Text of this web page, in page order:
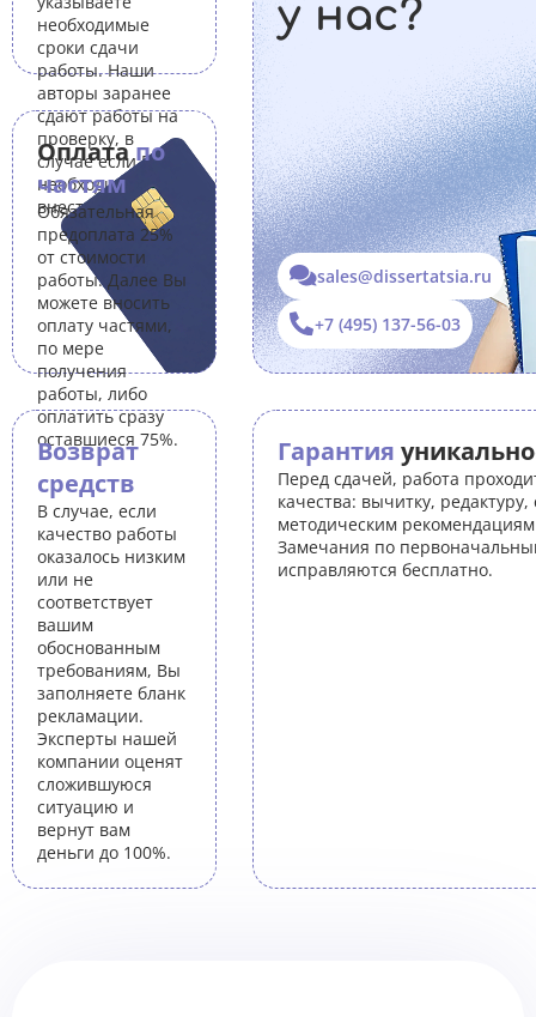
необходимые
сроки сдачи
работы. Наши
авторы заранее
сдают работы на
проверку, в
случае если Вам
необходимо
внести правки.
Оплатапо
частям
Обязательная
предоплата 25%
от стоимости
работы. Далее Вы
можете вносить
оплату частями,
по мере
получения
работы, либо
оплатить сразу
оставшиеся 75%.
Возврат
средств
В случае, если
качество работы
оказалось низким
или не
соответствует
вашим
обоснованным
требованиям, Вы
заполняете бланк
рекламации.
Эксперты нашей
компании оценят
сложившуюся
ситуацию и
вернут вам
деньги до 100%.
у нас?
sales@dissertatsia.ru
+7 (495) 137-56-03
Гарантия
Перед сдачей, работа
качества: вычитку, редактуру,
методическим
Замечания по
исправляются бесплатно.